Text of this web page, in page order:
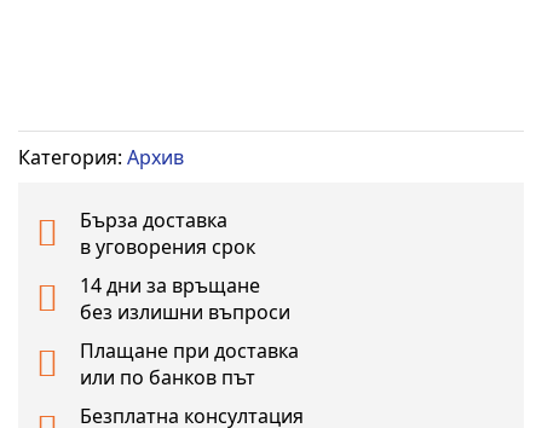
Категория: Архив
Бърза доставка
в уговорения срок
14 дни за връщане
без излишни въпроси
Плащане при доставка
или по банков път
Безплатна консултация